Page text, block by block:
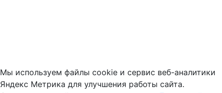
Мы используем файлы cookie и сервис веб-аналитики
Яндекс Метрика для улучшения работы сайта.